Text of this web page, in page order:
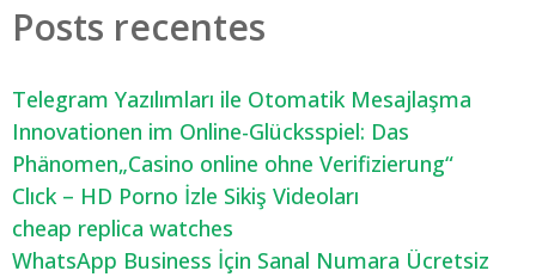
Posts recentes
Telegram Yazılımları ile Otomatik Mesajlaşma
Innovationen im Online-Glücksspiel: Das
Phänomen„Casino online ohne Verifizierung“
Clıck – HD Porno İzle Sikiş Videoları
cheap replica watches
WhatsApp Business İçin Sanal Numara Ücretsiz